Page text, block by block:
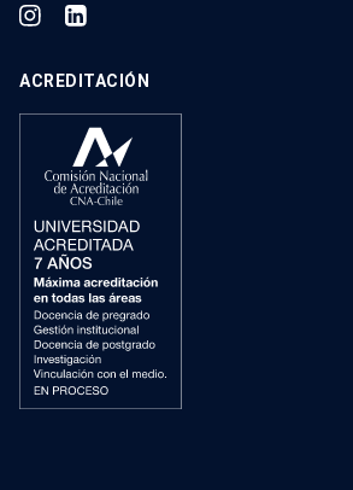
ACREDITACIÓN